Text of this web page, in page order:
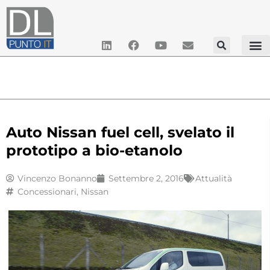
Auto Nissan fuel cell, svelato il
prototipo a bio-etanolo
Vincenzo Bonanno Settembre 2, 2016
Attualità
Concessionari, Nissan